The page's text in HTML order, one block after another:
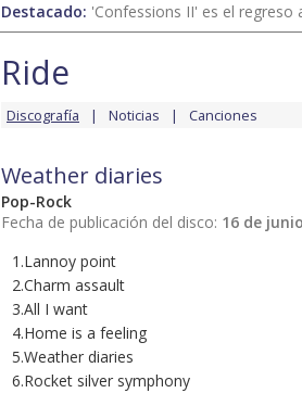
Destacado: 'Confessions II' es el regreso
Ride
Discografía Noticias Canciones
Weather diaries
Pop-Rock
Fecha de publicación del disco: 16 de
1.Lannoy point
2.Charm assault
3.All I want
4.Home is a feeling
5.Weather diaries
6.Rocket silver symphony